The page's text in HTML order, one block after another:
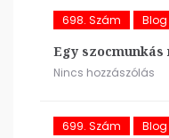
698. Szám Blog
Egy szocmunkás
Nincs hozzászólás
699. Szám Blog